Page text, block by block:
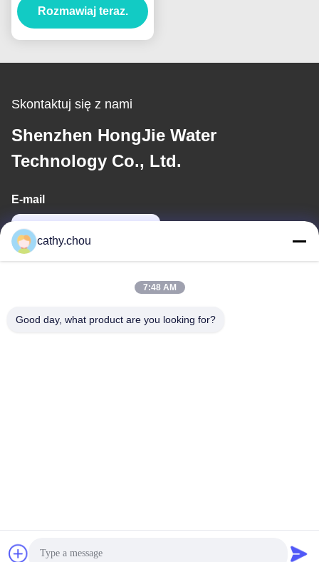
bezpośrednim
uruchamianiem
Rozmawiaj teraz.
Skontaktuj się z nami
Shenzhen HongJie Water
Technology Co., Ltd.
E-mail
Shenzhen HongJie Water Technology Co., Ltd. Wszystkie prawa
cathy.chou
7:48 AM
Good day, what product are you looking for?